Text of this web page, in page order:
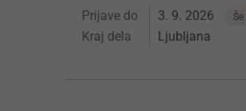
Prijave do 3. 9. 2026
Kraj dela Ljubljana